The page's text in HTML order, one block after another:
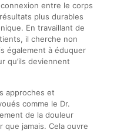
entre le corps
plus durables
En travaillant de
il cherche non
également à éduquer
qu’ils deviennent
approches et
comme le Dr.
de la douleur
jamais. Cela ouvre